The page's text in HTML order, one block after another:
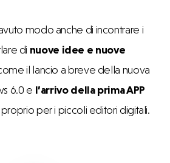
modo anche di incontrare i
di nuove idee e nuove
il lancio a breve della nuova
6.0 e l’arrivo della prima APP
per i piccoli editori digitali.